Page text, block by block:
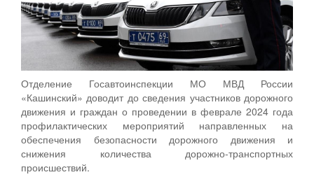
Отделение Госавтоинспекции МО МВД России
«Кашинский» доводит до сведения участников дорожного
движения и граждан о проведении в феврале 2024 года
профилактических мероприятий направленных на
обеспечения безопасности дорожного движения и
снижения количества дорожно-транспортных
происшествий.